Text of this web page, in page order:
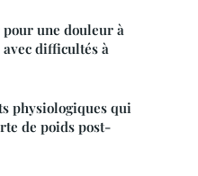
une douleur à
difficultés à
physiologiques qui
de poids post-